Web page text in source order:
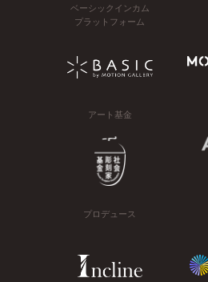
ベーシックインカム
プラットフォーム
アート基金
プロデュース